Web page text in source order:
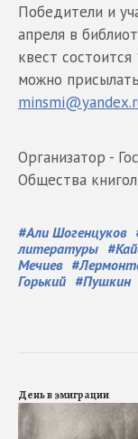
Победители и
апреля в
квест
можно
Организатор -
Общества
#Али Шогенцуков
литературы #
Мечиев #
Горький #Пушкин
День в эмиграции